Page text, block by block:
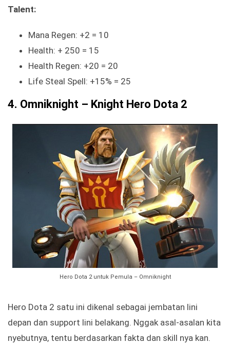
Talent:
Mana Regen: +2 = 10
Health: + 250 = 15
Health Regen: +20 = 20
Life Steal Spell: +15% = 25
4. Omniknight – Knight Hero Dota 2
Hero Dota 2 untuk Pemula – Omniknight
Hero Dota 2 satu ini dikenal sebagai jembatan lini
depan dan support lini belakang. Nggak asal-asalan kita
nyebutnya, tentu berdasarkan fakta dan skill nya kan.